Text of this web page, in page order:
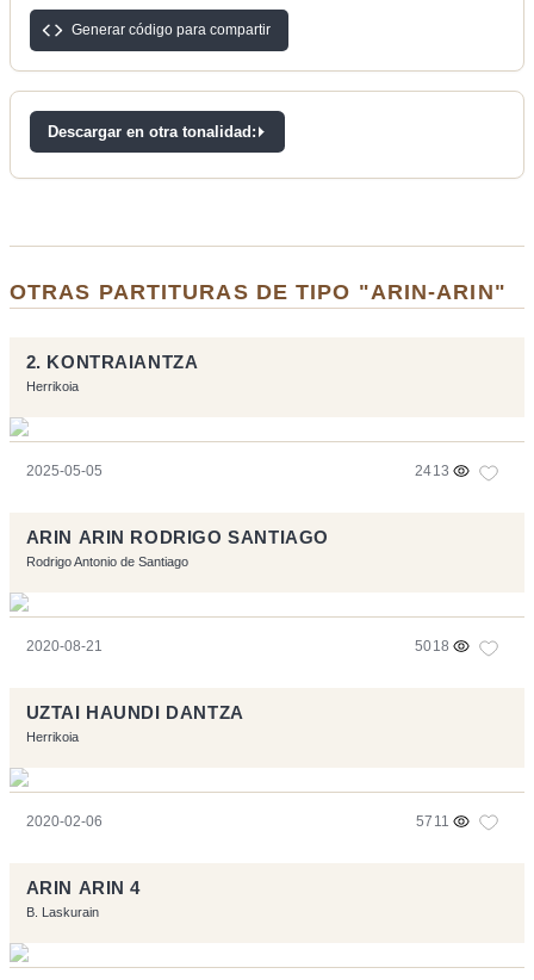
Generar código para compartir
Descargar en otra tonalidad:
OTRAS PARTITURAS DE TIPO "ARIN-ARIN"
2. KONTRAIANTZA
Herrikoia
2025-05-05 2413
ARIN ARIN RODRIGO SANTIAGO
Rodrigo Antonio de Santiago
2020-08-21 5018
UZTAI HAUNDI DANTZA
Herrikoia
2020-02-06 5711
ARIN ARIN 4
B. Laskurain